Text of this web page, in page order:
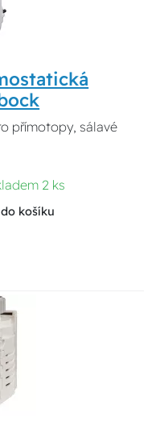
přímotopy, sálavé
2 ks
košíku